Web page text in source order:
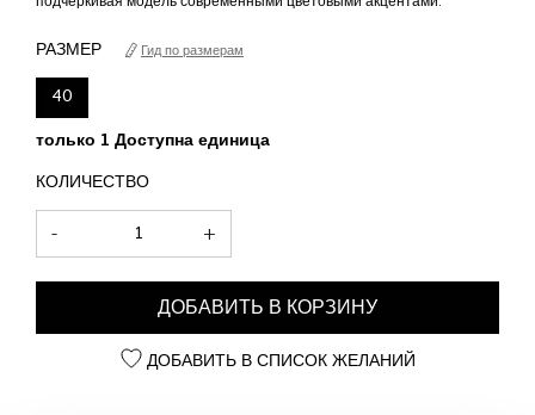
РАЗМЕР Гид по размерам
40
только 1 Доступна единица
КОЛИЧЕСТВО
+
-
ДОБАВИТЬ В КОРЗИНУ
ДОБАВИТЬ В СПИСОК ЖЕЛАНИЙ